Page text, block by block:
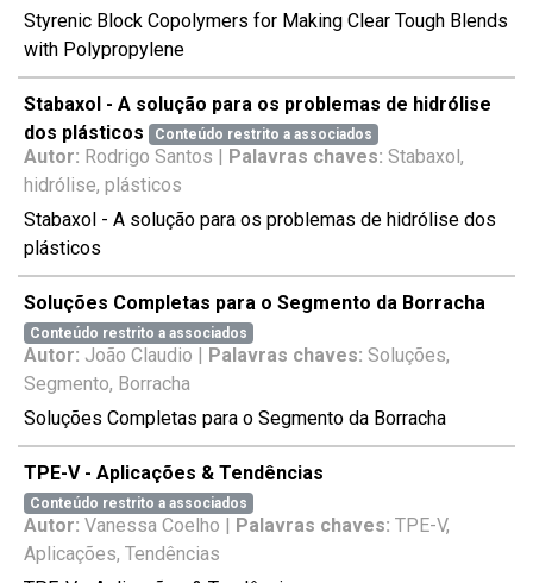
Styrenic Block Copolymers for Making Clear Tough Blends
with Polypropylene
Stabaxol - A solução para os problemas de hidrólise
dos plásticos
Conteúdo restrito a associados
Autor: Rodrigo Santos | Palavras chaves: Stabaxol,
hidrólise, plásticos
Stabaxol - A solução para os problemas de hidrólise dos
plásticos
Soluções Completas para o Segmento da Borracha
Conteúdo restrito a associados
Autor: João Claudio | Palavras chaves: Soluções,
Segmento, Borracha
Soluções Completas para o Segmento da Borracha
TPE-V - Aplicações & Tendências
Conteúdo restrito a associados
Autor: Vanessa Coelho | Palavras chaves: TPE-V,
Aplicações, Tendências